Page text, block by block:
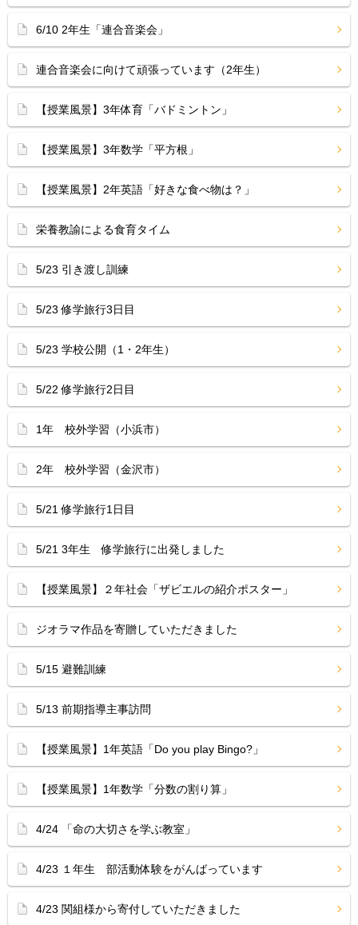
6/10 2年生「連合音楽会」
連合音楽会に向けて頑張っています（2年生）
【授業風景】3年体育「バドミントン」
【授業風景】3年数学「平方根」
【授業風景】2年英語「好きな食べ物は？」
栄養教諭による食育タイム
5/23 引き渡し訓練
5/23 修学旅行3日目
5/23 学校公開（1・2年生）
5/22 修学旅行2日目
1年 校外学習（小浜市）
2年 校外学習（金沢市）
5/21 修学旅行1日目
5/21 3年生 修学旅行に出発しました
【授業風景】２年社会「ザビエルの紹介ポスター」
ジオラマ作品を寄贈していただきました
5/15 避難訓練
5/13 前期指導主事訪問
【授業風景】1年英語「Do you play Bingo?」
【授業風景】1年数学「分数の割り算」
4/24 「命の大切さを学ぶ教室」
4/23 １年生 部活動体験をがんばっています
4/23 関組様から寄付していただきました